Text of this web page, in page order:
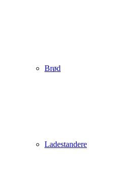
Brød
Ladestandere